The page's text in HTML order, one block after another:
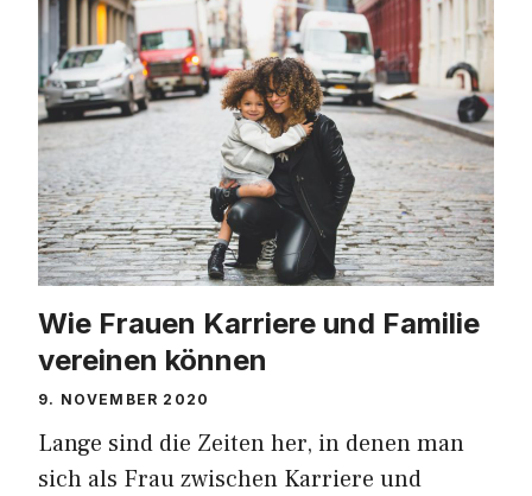
Wie Frauen Karriere und Familie
vereinen können
9. NOVEMBER 2020
Lange sind die Zeiten her, in denen man
sich als Frau zwischen Karriere und